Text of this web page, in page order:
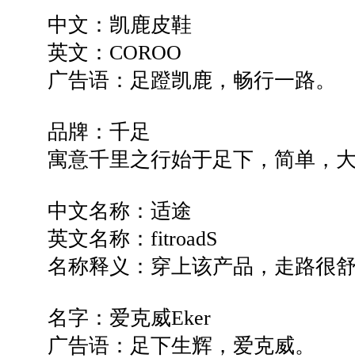
中文：凯鹿皮鞋
英文：COROO
广告语：足蹬凯鹿，畅行一路。
品牌：千足
寓意千里之行始于足下，简单，
中文名称：适途
英文名称：fitroadS
名称释义：穿上该产品，走路很
名字：爱克威Eker
广告语：足下生辉，爱克威。